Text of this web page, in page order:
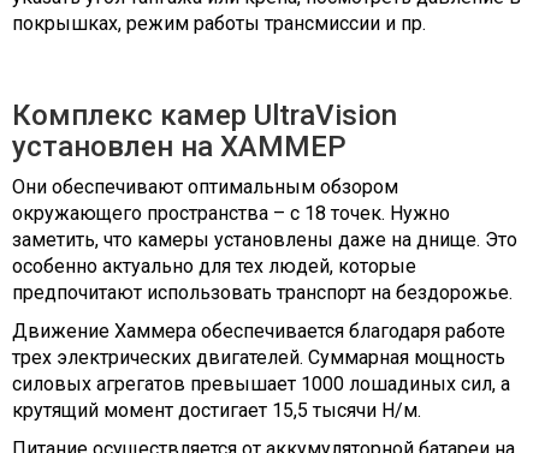
покрышках, режим работы трансмиссии и пр.
Комплекс камер UltraVision
установлен на ХАММЕР
Они обеспечивают оптимальным обзором
окружающего пространства – с 18 точек. Нужно
заметить, что камеры установлены даже на днище. Это
особенно актуально для тех людей, которые
предпочитают использовать транспорт на бездорожье.
Движение Хаммера обеспечивается благодаря работе
трех электрических двигателей. Суммарная мощность
силовых агрегатов превышает 1000 лошадиных сил, а
крутящий момент достигает 15,5 тысячи Н/м.